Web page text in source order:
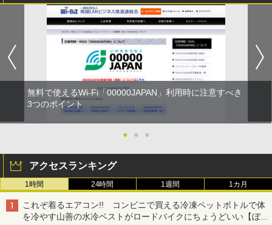
無料で使えるWi-Fi「00000JAPAN」利用時に注意すべき
3つのポイント
● ● ●
アクセスランキング
1時間 24時間 1週間 1カ月
これぞ着るエアコン!! コンビニで買える冷凍ペットボトルで体
を冷やす山善の水冷ベストがロードバイクにちょうどいい【ぼっ